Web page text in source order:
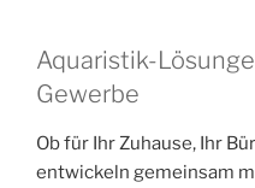
Aquaristik-
Gewerbe
Ob für Ihr Zuhause, Ihr
entwickeln gemeinsam